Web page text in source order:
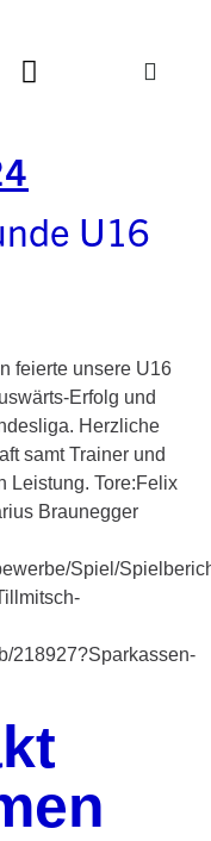
U16
feierte unsere U16
Erfolg und
Herzliche
samt Trainer und
Leistung. Tore:Felix
Braunegger
Spiel/
218927?Sparkassen-